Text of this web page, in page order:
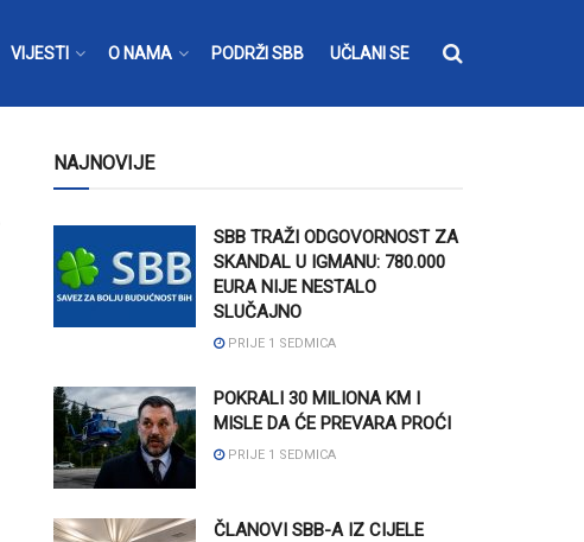
VIJESTI O NAMA PODRŽI SBB UČLANI SE
NAJNOVIJE
SBB TRAŽI ODGOVORNOST ZA
SKANDAL U IGMANU: 780.000
EURA NIJE NESTALO
SLUČAJNO
PRIJE 1 SEDMICA
POKRALI 30 MILIONA KM I
MISLE DA ĆE PREVARA PROĆI
PRIJE 1 SEDMICA
ČLANOVI SBB-A IZ CIJELE